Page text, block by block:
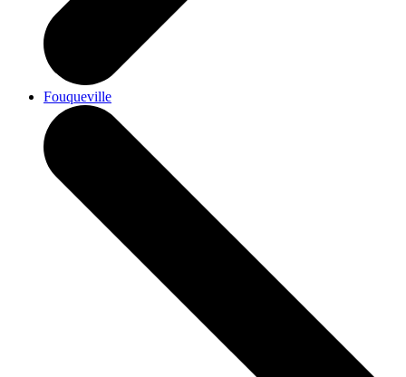
Fouqueville